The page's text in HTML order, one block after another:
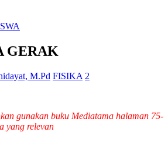
GERAK
M.Pd FISIKA 2
gunakan buku Mediatama halaman 75-
yang relevan